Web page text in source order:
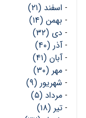
- اسفند (۲۱)
- بهمن (۱۴)
- دی (۳۲)
-آذر (۴۰)
-آبان (۴۱)
- مهر (۳۰)
- شهریور (۹)
- مرداد (۵)
- تیر (۱۸)